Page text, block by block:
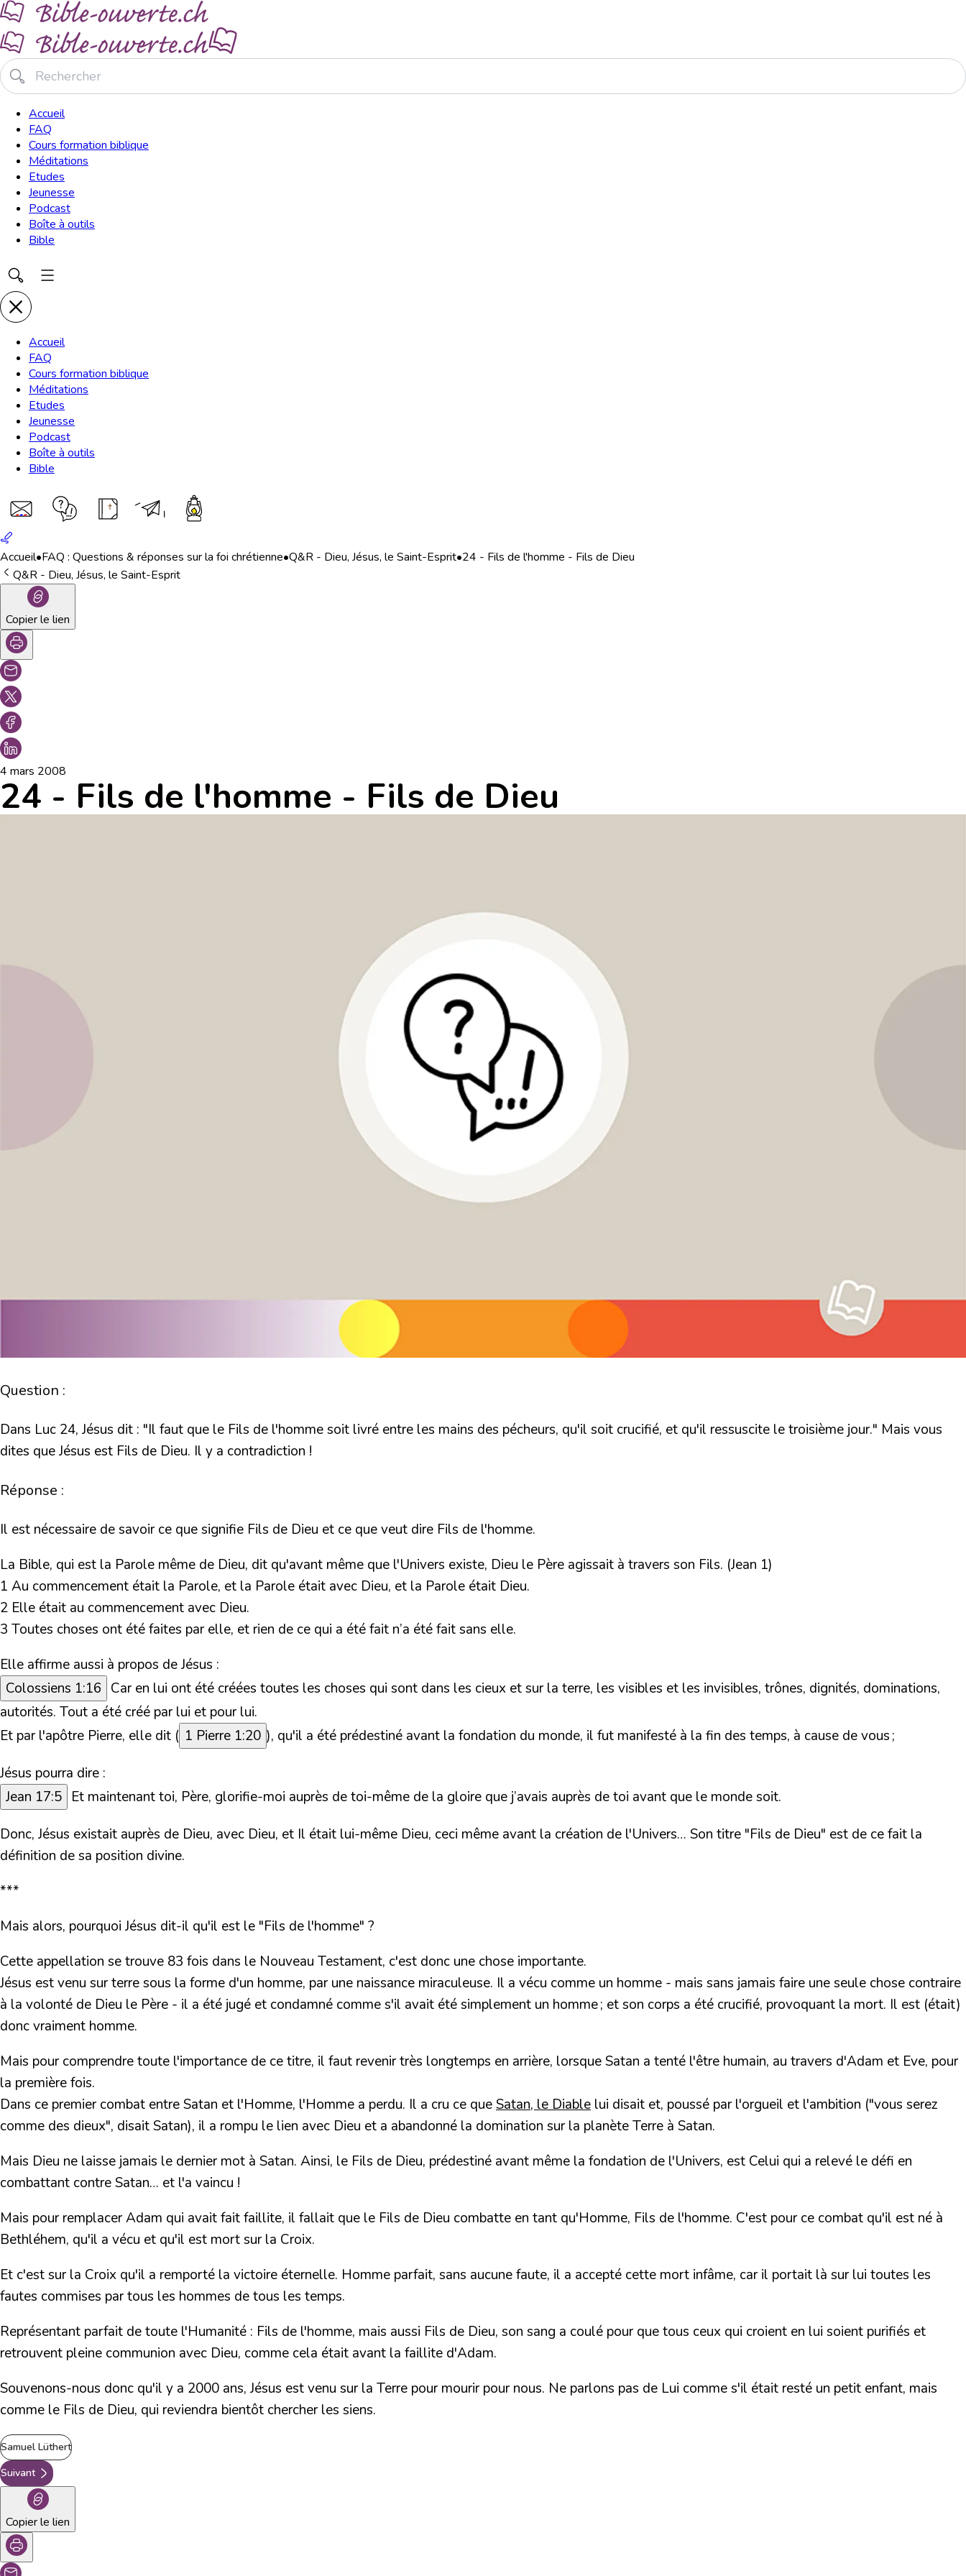
Accueil
FAQ
Cours formation biblique
Méditations
Etudes
Jeunesse
Podcast
Boîte à outils
Bible
Accueil
FAQ
Cours formation biblique
Méditations
Etudes
Jeunesse
Podcast
Boîte à outils
Bible
Accueil•FAQ : Questions & réponses sur la foi chrétienne•Q&R - Dieu, Jésus, le Saint-Esprit•24 - Fils de l'homme - Fils de Dieu
Q&R - Dieu, Jésus, le Saint-Esprit
Copier le lien
4 mars 2008
24 - Fils de l'homme - Fils de Dieu
Question :
Dans Luc 24, Jésus dit : "Il faut que le Fils de l'homme soit livré entre les mains des pécheurs, qu'il soit crucifié, et qu'il ressuscite le troisième jour." Mais vous
dites que Jésus est Fils de Dieu. Il y a contradiction !
Réponse :
Il est nécessaire de savoir ce que signifie Fils de Dieu et ce que veut dire Fils de l'homme.
La Bible, qui est la Parole même de Dieu, dit qu'avant même que l'Univers existe, Dieu le Père agissait à travers son Fils. (Jean 1)
1 Au commencement était la Parole, et la Parole était avec Dieu, et la Parole était Dieu.
2 Elle était au commencement avec Dieu.
3 Toutes choses ont été faites par elle, et rien de ce qui a été fait n’a été fait sans elle.
Elle affirme aussi à propos de Jésus :
Colossiens 1:16 Car en lui ont été créées toutes les choses qui sont dans les cieux et sur la terre, les visibles et les invisibles, trônes, dignités, dominations,
autorités. Tout a été créé par lui et pour lui.
Et par l'apôtre Pierre, elle dit ( 1 Pierre 1:20 ), qu'il a été prédestiné avant la fondation du monde, il fut manifesté à la fin des temps, à cause de vous ;
Jésus pourra dire :
Jean 17:5 Et maintenant toi, Père, glorifie-moi auprès de toi-même de la gloire que j’avais auprès de toi avant que le monde soit.
Donc, Jésus existait auprès de Dieu, avec Dieu, et Il était lui-même Dieu, ceci même avant la création de l'Univers… Son titre "Fils de Dieu" est de ce fait la
définition de sa position divine.
***
Mais alors, pourquoi Jésus dit-il qu'il est le "Fils de l'homme" ?
Cette appellation se trouve 83 fois dans le Nouveau Testament, c'est donc une chose importante.
Jésus est venu sur terre sous la forme d'un homme, par une naissance miraculeuse. Il a vécu comme un homme - mais sans jamais faire une seule chose contraire
à la volonté de Dieu le Père - il a été jugé et condamné comme s'il avait été simplement un homme ; et son corps a été crucifié, provoquant la mort. Il est (était)
donc vraiment homme.
Mais pour comprendre toute l'importance de ce titre, il faut revenir très longtemps en arrière, lorsque Satan a tenté l'être humain, au travers d'Adam et Eve, pour
la première fois.
Dans ce premier combat entre Satan et l'Homme, l'Homme a perdu. Il a cru ce queSatan, le Diable lui disait et, poussé par l'orgueil et l'ambition ("vous serez
comme des dieux", disait Satan), il a rompu le lien avec Dieu et a abandonné la domination sur la planète Terre à Satan.
Mais Dieu ne laisse jamais le dernier mot à Satan. Ainsi, le Fils de Dieu, prédestiné avant même la fondation de l'Univers, est Celui qui a relevé le défi en
combattant contre Satan… et l'a vaincu !
Mais pour remplacer Adam qui avait fait faillite, il fallait que le Fils de Dieu combatte en tant qu'Homme, Fils de l'homme. C'est pour ce combat qu'il est né à
Bethléhem, qu'il a vécu et qu'il est mort sur la Croix.
Et c'est sur la Croix qu'il a remporté la victoire éternelle. Homme parfait, sans aucune faute, il a accepté cette mort infâme, car il portait là sur lui toutes les
fautes commises par tous les hommes de tous les temps.
Représentant parfait de toute l'Humanité : Fils de l'homme, mais aussi Fils de Dieu, son sang a coulé pour que tous ceux qui croient en lui soient purifiés et
retrouvent pleine communion avec Dieu, comme cela était avant la faillite d'Adam.
Souvenons-nous donc qu'il y a 2000 ans, Jésus est venu sur la Terre pour mourir pour nous. Ne parlons pas de Lui comme s'il était resté un petit enfant, mais
comme le Fils de Dieu, qui reviendra bientôt chercher les siens.
Samuel Lüthert
Suivant
Copier le lien